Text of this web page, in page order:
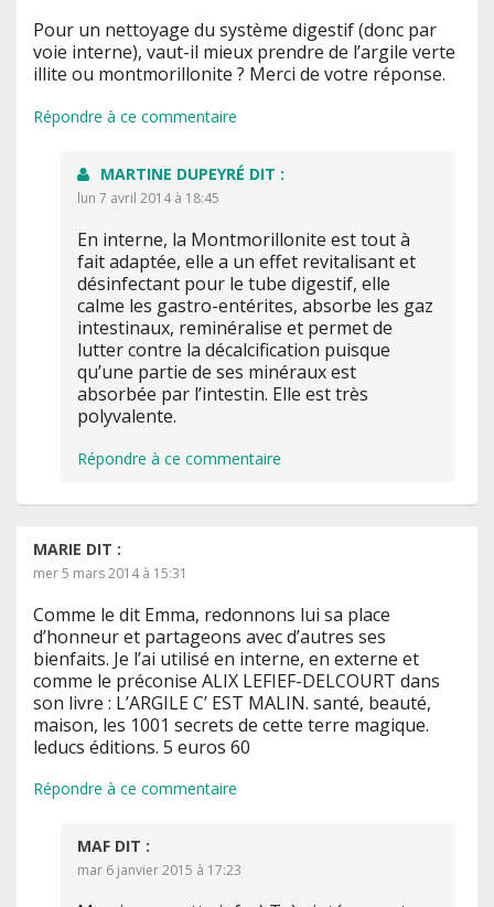
Pour un nettoyage du système digestif (donc par
voie interne), vaut-il mieux prendre de l’argile verte
illite ou montmorillonite ? Merci de votre réponse.
Répondre à ce commentaire
MARTINE DUPEYRÉ DIT :
lun 7 avril 2014 à 18:45
En interne, la Montmorillonite est tout à
fait adaptée, elle a un effet revitalisant et
désinfectant pour le tube digestif, elle
calme les gastro-entérites, absorbe les gaz
intestinaux, reminéralise et permet de
lutter contre la décalcification puisque
qu’une partie de ses minéraux est
absorbée par l’intestin. Elle est très
polyvalente.
Répondre à ce commentaire
MARIE DIT :
mer 5 mars 2014 à 15:31
Comme le dit Emma, redonnons lui sa place
d’honneur et partageons avec d’autres ses
bienfaits. Je l’ai utilisé en interne, en externe et
comme le préconise ALIX LEFIEF-DELCOURT dans
son livre : L’ARGILE C’ EST MALIN. santé, beauté,
maison, les 1001 secrets de cette terre magique.
leducs éditions. 5 euros 60
Répondre à ce commentaire
MAF DIT :
mar 6 janvier 2015 à 17:23